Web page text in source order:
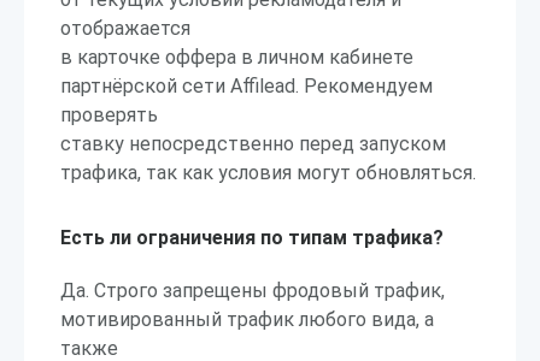
отображается
в карточке оффера в личном кабинете
партнёрской сети Affilead. Рекомендуем
проверять
ставку непосредственно перед запуском
трафика, так как условия могут обновляться.
Есть ли ограничения по типам трафика?
Да. Строго запрещены фродовый трафик,
мотивированный трафик любого вида, а
также